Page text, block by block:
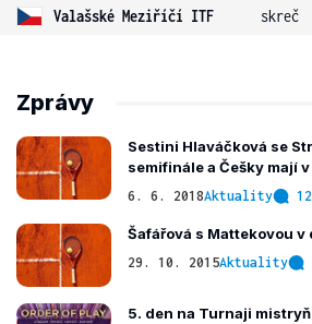
Valašské Meziříčí ITF
skreč
Zprávy
Sestini Hlaváčková se
semifinále a Češky mají
6. 6. 2018Aktuality
Šafářová s Mattekovou
29. 10. 2015Aktuality
5. den na Turnaji